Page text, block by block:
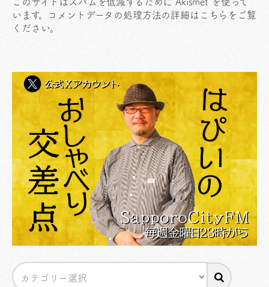
います。
コメントデータの処理方法の詳細はこちらをご覧
ください。